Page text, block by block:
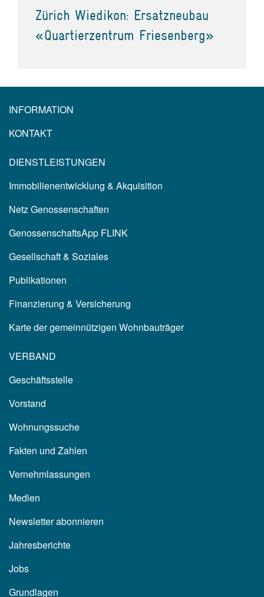
Zürich Wiedikon: Ersatzneubau
«Quartierzentrum Friesenberg»
INFORMATION
KONTAKT
DIENSTLEISTUNGEN
Immobilienentwicklung & Akquisition
Netz Genossenschaften
GenossenschaftsApp FLINK
Gesellschaft & Soziales
Publikationen
Finanzierung & Versicherung
Karte der gemeinnützigen Wohnbauträger
VERBAND
Geschäftsstelle
Vorstand
Wohnungssuche
Fakten und Zahlen
Vernehmlassungen
Medien
Newsletter abonnieren
Jahresberichte
Jobs
Grundlagen